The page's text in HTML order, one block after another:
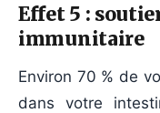
Effet 5 :
immunitaire
Environ 70 % de
dans votre